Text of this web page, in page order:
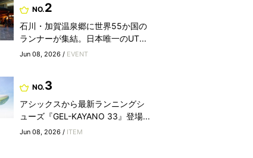
NO.2
石川・加賀温泉郷に世界55か国の
ランナーが集結。日本唯一のUT...
Jun 08, 2026 / EVENT
NO.3
アシックスから最新ランニングシ
ューズ『GEL-KAYANO 33』登場...
Jun 08, 2026 / ITEM